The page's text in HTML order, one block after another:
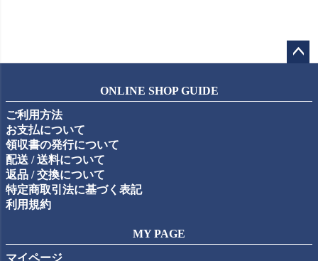
ップ
ONLINE SHOP GUIDE
ご利用方法
お支払について
領収書の発行について
配送 / 送料について
返品 / 交換について
特定商取引法に基づく表記
利用規約
MY PAGE
マイページ